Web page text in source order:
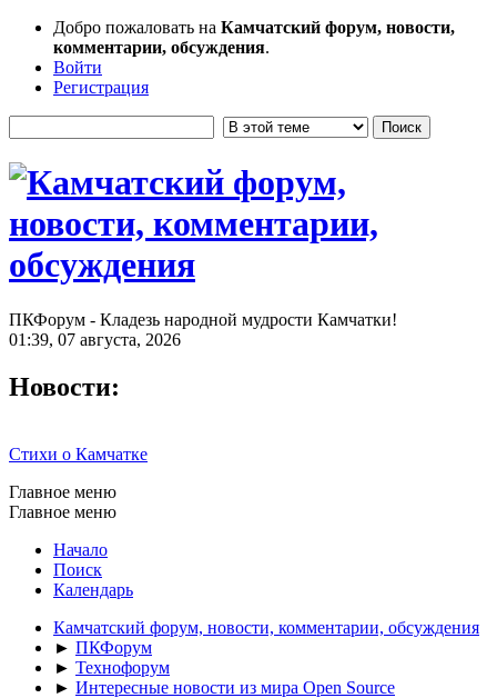
Добро пожаловать на Камчатский форум, новости,
комментарии, обсуждения.
Войти
Регистрация
ПКФорум - Кладезь народной мудрости Камчатки!
01:39, 07 августа, 2026
Новости:
Стихи о Камчатке
Главное меню
Главное меню
Начало
Поиск
Календарь
Камчатский форум, новости, комментарии, обсуждения
► ПКФорум
► Технофорум
► Интересные новости из мира Open Source